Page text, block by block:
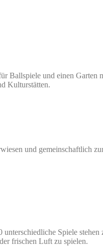
Ballspiele und einen Garten
Kulturstätten.
und gemeinschaftlich
Spiele
frischen Luft zu spielen.